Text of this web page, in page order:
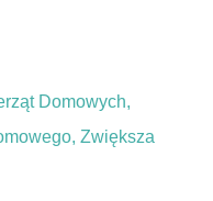
Domowych,
Zwiększa